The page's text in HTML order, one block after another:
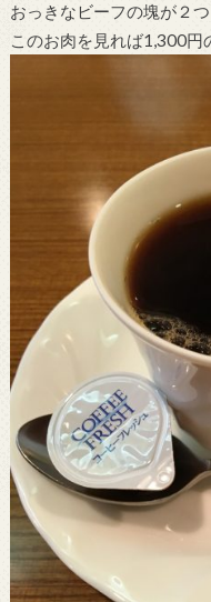
おっきなビーフの塊が２
このお肉を見れば1,300円